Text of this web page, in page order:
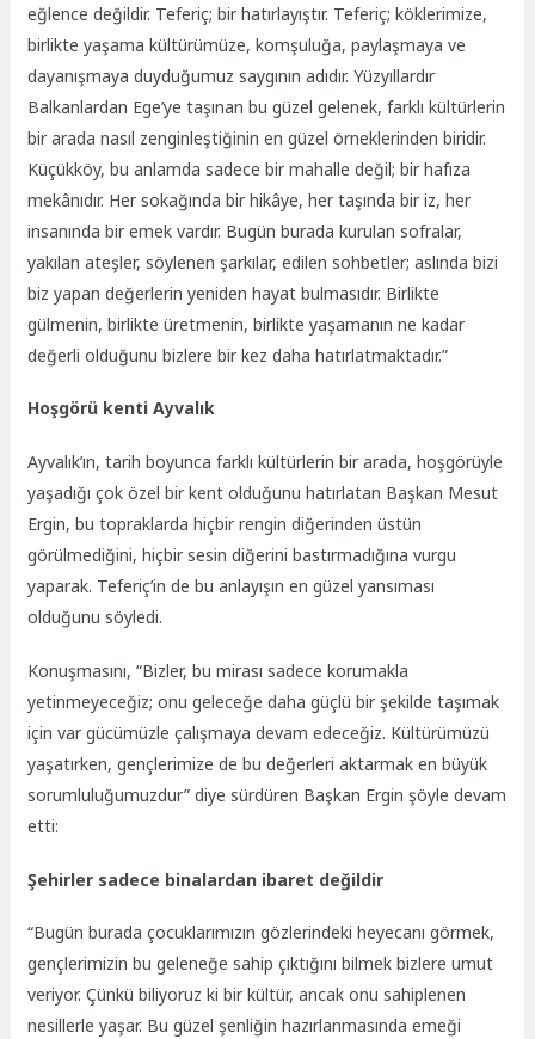
eğlence değildir. Teferiç; bir hatırlayıştır. Teferiç; köklerimize,
birlikte yaşama kültürümüze, komşuluğa, paylaşmaya ve
dayanışmaya duyduğumuz saygının adıdır. Yüzyıllardır
Balkanlardan Ege’ye taşınan bu güzel gelenek, farklı kültürlerin
bir arada nasıl zenginleştiğinin en güzel örneklerinden biridir.
Küçükköy, bu anlamda sadece bir mahalle değil; bir hafıza
mekânıdır. Her sokağında bir hikâye, her taşında bir iz, her
insanında bir emek vardır. Bugün burada kurulan sofralar,
yakılan ateşler, söylenen şarkılar, edilen sohbetler; aslında bizi
biz yapan değerlerin yeniden hayat bulmasıdır. Birlikte
gülmenin, birlikte üretmenin, birlikte yaşamanın ne kadar
değerli olduğunu bizlere bir kez daha hatırlatmaktadır.”
Hoşgörü kenti Ayvalık
Ayvalık’ın, tarih boyunca farklı kültürlerin bir arada, hoşgörüyle
yaşadığı çok özel bir kent olduğunu hatırlatan Başkan Mesut
Ergin, bu topraklarda hiçbir rengin diğerinden üstün
görülmediğini, hiçbir sesin diğerini bastırmadığına vurgu
yaparak. Teferiç’in de bu anlayışın en güzel yansıması
olduğunu söyledi.
Konuşmasını, “Bizler, bu mirası sadece korumakla
yetinmeyeceğiz; onu geleceğe daha güçlü bir şekilde taşımak
için var gücümüzle çalışmaya devam edeceğiz. Kültürümüzü
yaşatırken, gençlerimize de bu değerleri aktarmak en büyük
sorumluluğumuzdur” diye sürdüren Başkan Ergin şöyle devam
etti:
Şehirler sadece binalardan ibaret değildir
“Bugün burada çocuklarımızın gözlerindeki heyecanı görmek,
gençlerimizin bu geleneğe sahip çıktığını bilmek bizlere umut
veriyor. Çünkü biliyoruz ki bir kültür, ancak onu sahiplenen
nesillerle yaşar. Bu güzel şenliğin hazırlanmasında emeği